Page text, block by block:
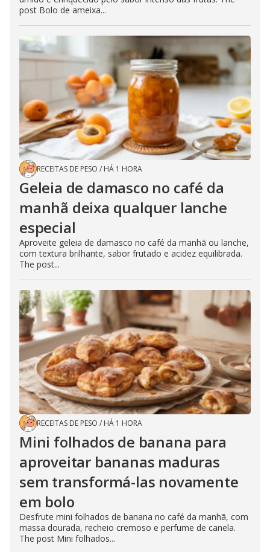
post Bolo de ameixa...
RECEITAS DE PESO / HÁ 1 HORA
Geleia de damasco no café da
manhã deixa qualquer lanche
especial
Aproveite geleia de damasco no café da manhã ou lanche,
com textura brilhante, sabor frutado e acidez equilibrada.
The post...
RECEITAS DE PESO / HÁ 1 HORA
Mini folhados de banana para
aproveitar bananas maduras
sem transformá-las novamente
em bolo
Desfrute mini folhados de banana no café da manhã, com
massa dourada, recheio cremoso e perfume de canela.
The post Mini folhados...